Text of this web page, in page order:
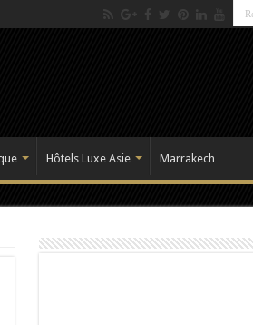
Hôtels Luxe Asie Marrakech